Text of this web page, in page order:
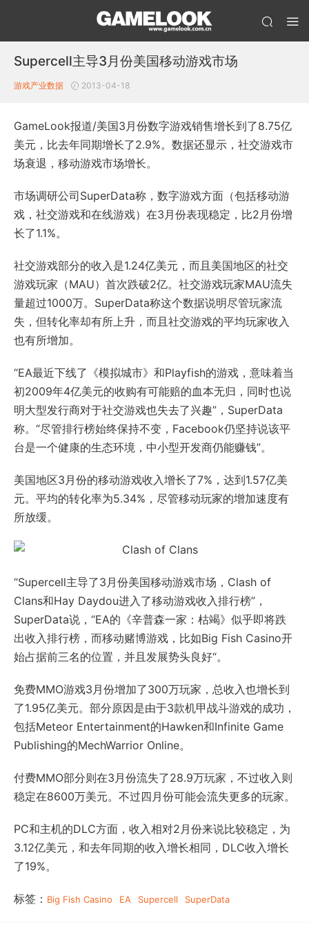
Supercell主导3月份美国移动游戏市场
游戏产业数据 2013-04-18
GameLook报道/美国3月份数字游戏销售增长到了8.75亿
美元，比去年同期增长了2.9%。数据还显示，社交游戏市
场衰退，移动游戏市场增长。
市场调研公司SuperData称，数字游戏方面（包括移动游
戏，社交游戏和在线游戏）在3月份表现稳定，比2月份增
长了1.1%。
社交游戏部分的收入是1.24亿美元，而且美国地区的社交
游戏玩家（MAU）首次跌破2亿。社交游戏玩家MAU流失
量超过1000万。SuperData称这个数据说明尽管玩家流
失，但转化率却有所上升，而且社交游戏的平均玩家收入
也有所增加。
“EA最近下线了《模拟城市》和Playfish的游戏，意味着当
初2009年4亿美元的收购有可能赔的血本无归，同时也说
明大型发行商对于社交游戏也失去了兴趣”，SuperData
称。“尽管排行榜始终保持不变，Facebook仍坚持说该平
台是一个健康的生态环境，中小型开发商仍能赚钱”。
美国地区3月份的移动游戏收入增长了7%，达到1.57亿美
元。平均的转化率为5.34%，尽管移动玩家的增加速度有
所放缓。
“Supercell主导了3月份美国移动游戏市场，Clash of
Clans和Hay Daydou进入了移动游戏收入排行榜”，
SuperData说，“EA的《辛普森一家：枯竭》似乎即将跌
出收入排行榜，而移动赌博游戏，比如Big Fish Casino开
始占据前三名的位置，并且发展势头良好“。
免费MMO游戏3月份增加了300万玩家，总收入也增长到
了1.95亿美元。部分原因是由于3款机甲战斗游戏的成功，
包括Meteor Entertainment的Hawken和Infinite Game
Publishing的MechWarrior Online。
付费MMO部分则在3月份流失了28.9万玩家，不过收入则
稳定在8600万美元。不过四月份可能会流失更多的玩家。
PC和主机的DLC方面，收入相对2月份来说比较稳定，为
3.12亿美元，和去年同期的收入增长相同，DLC收入增长
了19%。
标签： Big Fish Casino EA Supercell SuperData